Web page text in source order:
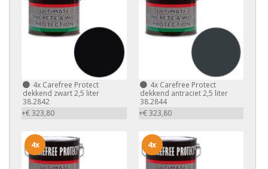
4x Carefree Protect
dekkend zwart 2,5 liter
38.2842
+€ 323,80
4xCarefree Protect
dekkend antraciet 2,5 liter
38.2844
+€ 323,80
4x 4x